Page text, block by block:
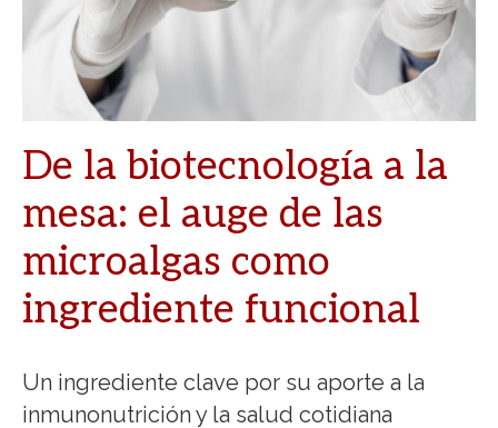
De la biotecnología a la
mesa: el auge de las
microalgas como
ingrediente funcional
Un ingrediente clave por su aporte a la
inmunonutrición y la salud cotidiana